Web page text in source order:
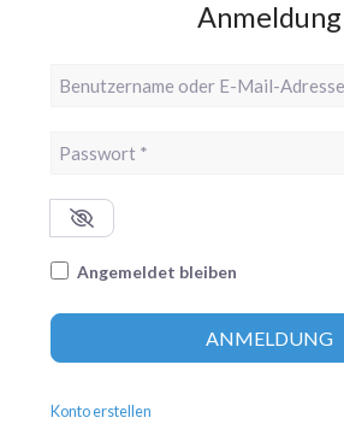
Anmeldung
Benutzername oder E-Mail-Adresse
Passwort *
Angemeldet bleiben
ANMELDUNG
Konto erstellen